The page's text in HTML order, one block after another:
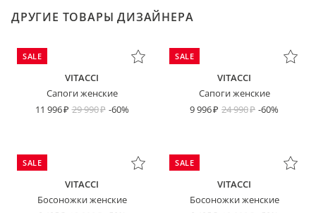
ДРУГИЕ ТОВАРЫ ДИЗАЙНЕРА
SALE
VITACCI
Сапоги женские
11 996
29 990 -60%
SALE
VITACCI
Сапоги женские
9 996
24 990 -60%
SALE
VITACCI
Босоножки женские
SALE
VITACCI
Босоножки женские